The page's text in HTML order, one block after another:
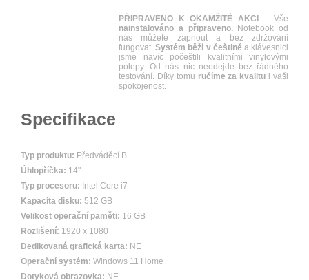
PŘIPRAVENO K OKAMŽITÉ AKCI
Vše
nainstalováno a připraveno.Notebook od
nás můžete zapnout a bez zdržování
fungovat.Systém běží v češtině a klávesnici
jsme navíc počeštili kvalitními vinylovými
polepy. Od nás nic neodejde bez řádného
testování. Díky tomu ručíme za kvalitu i vaši
spokojenost.
Specifikace
Typ produktu: Předváděcí B
Úhlopříčka: 14"
Typ procesoru: Intel Core i7
Kapacita disku: 512 GB
Velikost operační paměti: 16 GB
Rozlišení: 1920 x 1080
Dedikovaná grafická karta: NE
Operační systém: Windows 11 Home
Dotyková obrazovka: NE